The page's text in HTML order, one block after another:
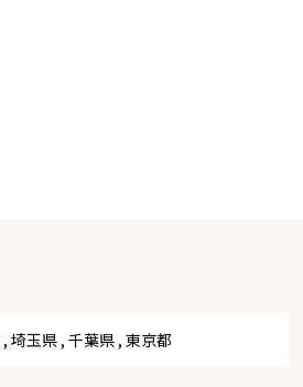
, 埼玉県 , 千葉県 , 東京都